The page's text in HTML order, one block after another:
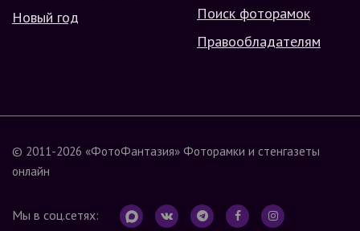
Новый год
Поиск фоторамок
Правообладателям
© 2011-2026 «ФотоФантазия» Фоторамки и стенгазеты
онлайн
Мы в соц.сетях: